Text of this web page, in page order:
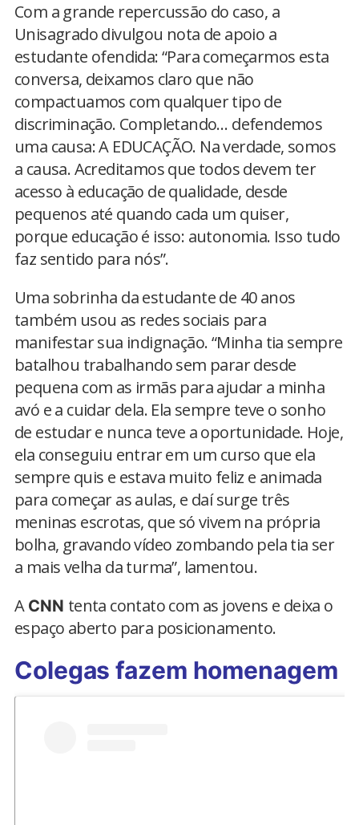
Com a grande repercussão do caso, a
Unisagrado divulgou nota de apoio a
estudante ofendida: “Para começarmos esta
conversa, deixamos claro que não
compactuamos com qualquer tipo de
discriminação. Completando… defendemos
uma causa: A EDUCAÇÃO. Na verdade, somos
a causa. Acreditamos que todos devem ter
acesso à educação de qualidade, desde
pequenos até quando cada um quiser,
porque educação é isso: autonomia. Isso tudo
faz sentido para nós”.
Uma sobrinha da estudante de 40 anos
também usou as redes sociais para
manifestar sua indignação. “Minha tia sempre
batalhou trabalhando sem parar desde
pequena com as irmãs para ajudar a minha
avó e a cuidar dela. Ela sempre teve o sonho
de estudar e nunca teve a oportunidade. Hoje,
ela conseguiu entrar em um curso que ela
sempre quis e estava muito feliz e animada
para começar as aulas, e daí surge três
meninas escrotas, que só vivem na própria
bolha, gravando vídeo zombando pela tia ser
a mais velha da turma”, lamentou.
A CNN tenta contato com as jovens e deixa o
espaço aberto para posicionamento.
Colegas fazem homenagem